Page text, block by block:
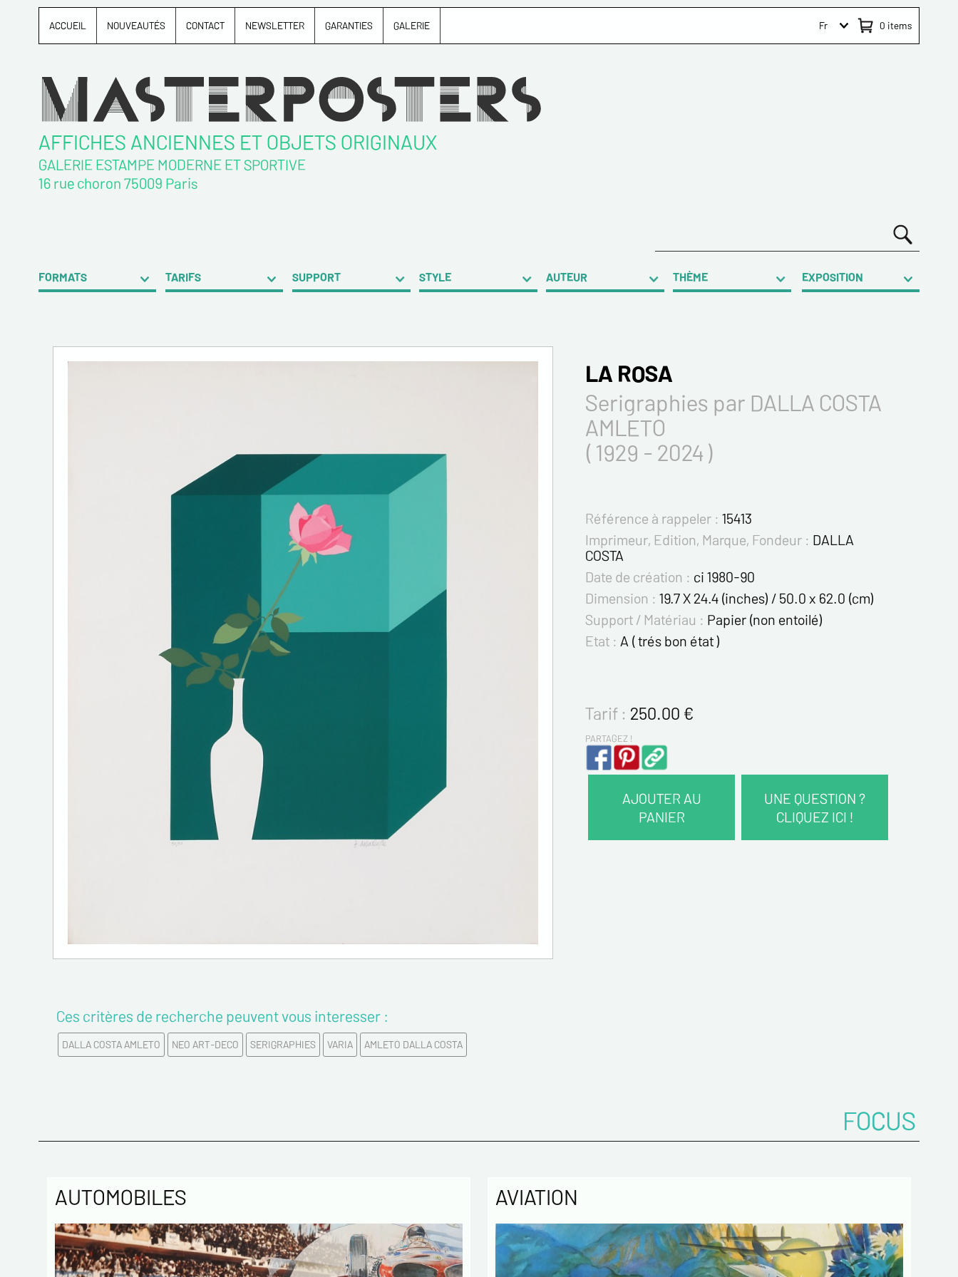
ACCUEIL NOUVEAUTÉS CONTACT NEWSLETTER GARANTIES GALERIE 0 items
Fr
AFFICHES ANCIENNES ET OBJETS ORIGINAUX
GALERIE ESTAMPE MODERNE ET SPORTIVE
16 rue choron 75009 Paris
FORMATS TARIFS SUPPORT STYLE AUTEUR THÈME EXPOSITION
LA ROSA
Serigraphies par DALLA COSTA
AMLETO
( 1929 - 2024 )
Référence à rappeler : 15413
Imprimeur, Edition, Marque, Fondeur : DALLA
COSTA
Date de création : ci 1980-90
Dimension : 19.7 X 24.4 (inches) / 50.0 x 62.0 (cm)
Support / Matériau : Papier (non entoilé)
Etat : A ( trés bon état )
Tarif : 250.00 €
PARTAGEZ !
AJOUTER AU
PANIER
UNE QUESTION ?
CLIQUEZ ICI !
Politique de confidentialité :
Les informations recueillies sur ce formulaire sont
Ces critères de recherche peuvent vous interesser :
DALLA COSTA AMLETO NEO ART-DECO SERIGRAPHIES VARIA AMLETO DALLA COSTA
FOCUS
AUTOMOBILES AVIATION